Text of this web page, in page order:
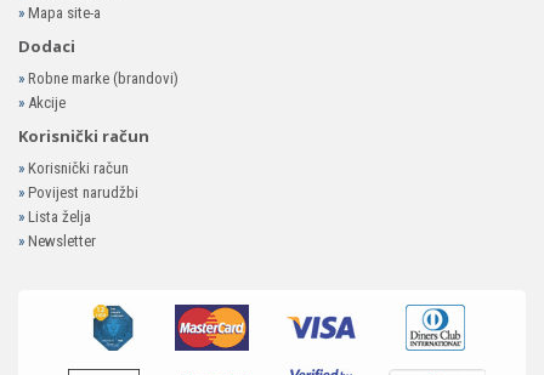
» Mapa site-a
Dodaci
» Robne marke (brandovi)
» Akcije
Korisnički račun
» Korisnički račun
» Povijest narudžbi
» Lista želja
» Newsletter